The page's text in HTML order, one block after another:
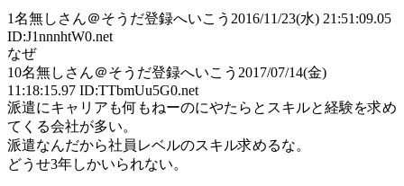
1名無しさん＠そうだ登録へいこう 2016/11/23(水) 21:51:09.05
ID:J1nnnhtW0.net
なぜ
10名無しさん＠そうだ登録へいこう 2017/07/14(金)
11:18:15.97 ID:TTbmUu5G0.net
派遣にキャリアも何もねーのにやたらとスキルと経験を求め
てくる会社が多い。
派遣なんだから社員レベルのスキル求めるな。
どうせ3年しかいられない。